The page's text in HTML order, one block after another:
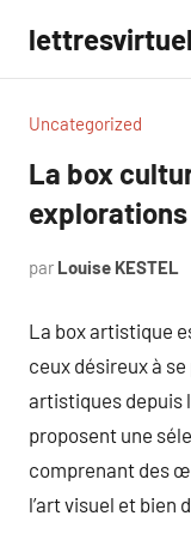
contenu
Uncategorized
La box
par Louise KESTEL
La box artistique
ceux désireux à
artistiques depuis
proposent une
comprenant des
l’art visuel et bien